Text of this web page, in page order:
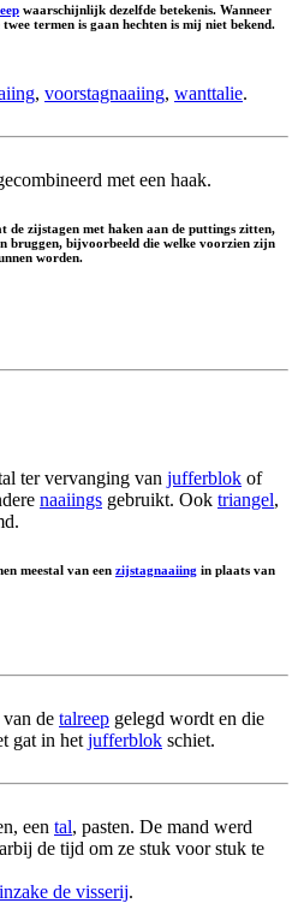
waarschijnlijk dezelfde betekenis. Wanneer
twee termen is gaan hechten is mij niet bekend.
, voorstagnaaiing, wanttalie.
met een haak.
de zijstagen met haken aan de puttings zitten,
bruggen, bijvoorbeeld die welke voorzien zijn
worden.
ter vervanging van jufferblok of
naaiings gebruikt. Ook triangel,
meestal van een zijstagnaaiing in plaats van
de talreep gelegd wordt en die
gat in het jufferblok schiet.
een tal, pasten. De mand werd
de tijd om ze stuk voor stuk te
de visserij.